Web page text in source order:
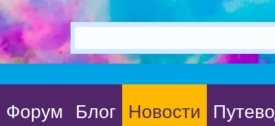
Форум Блог Новости